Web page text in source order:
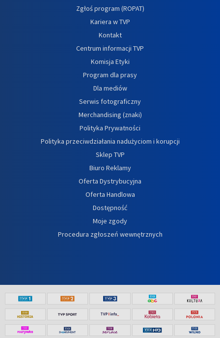
Zgłoś program (ROPAT)
Kariera w TVP
Kontakt
Centrum informacji TVP
Komisja Etyki
Program dla prasy
Dla mediów
Serwis fotograficzny
Merchandising (znaki)
Polityka Prywatności
Polityka przeciwdziałania nadużyciom i korupcji
Sklep TVP
Biuro Reklamy
Oferta Dystrybucyjna
Oferta Handlowa
Dostępność
Moje zgody
Procedura zgłoszeń wewnętrznych